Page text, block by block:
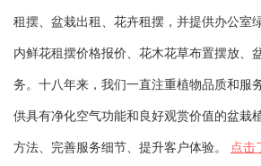
租摆、盆栽出租、花卉租摆，并提供办公室
内鲜花租摆价格报价、花木花草布置摆放、
务。十八年来，我们一直注重植物品质和服
供具有净化空气功能和良好观赏价值的盆栽
方法、完善服务细节、提升客户体验。 点击